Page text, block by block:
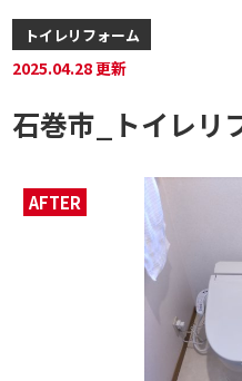
トイレリフォーム
2025.04.28 更新
石巻市_トイレリ
AFTER